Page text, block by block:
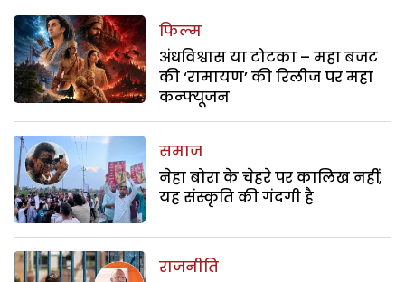
फिल्म
अंधविश्वास या टोटका – महा बजट
की ‘रामायण’ की रिलीज पर महा
कन्फ्यूजन
समाज
नेहा बोरा के चेहरे पर कालिख नहीं,
यह संस्कृति की गंदगी है
राजनीति